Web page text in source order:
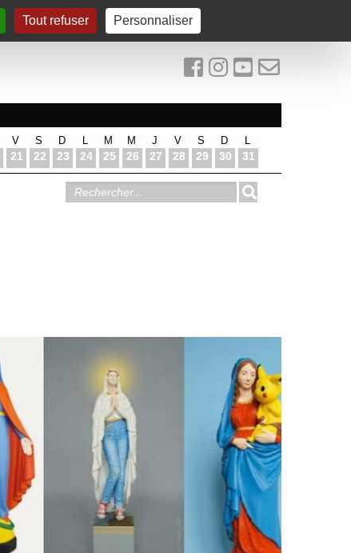
Tout refuser Personnaliser
V
21
S
22
D
23 24
M
25
M
26
J
27
V
28
S
29
D
30 31